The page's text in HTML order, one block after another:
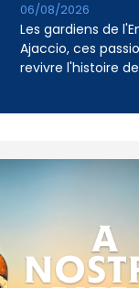
Les gardiens de
Ajaccio, ces
revivre l'histoire
06/08/2026